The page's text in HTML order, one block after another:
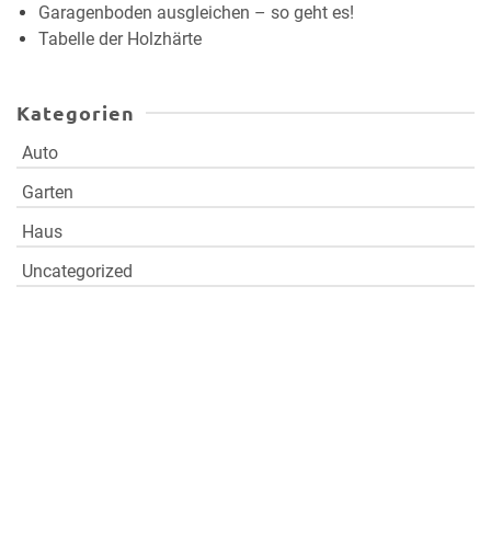
Garagenboden ausgleichen – so geht es!
Tabelle der Holzhärte
Kategorien
Auto
Garten
Haus
Uncategorized